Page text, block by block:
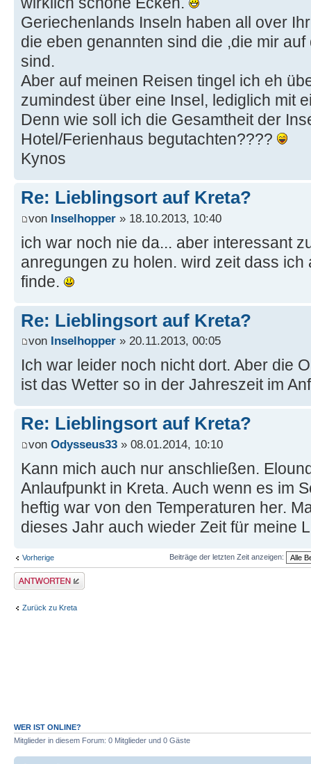
Geriechenlands Inseln haben all over
die eben genannten sind die ,die mir
sind.
Aber auf meinen Reisen tingel ich eh
zumindest über eine Insel, lediglich mit
Denn wie soll ich die Gesamtheit der
Hotel/Ferienhaus begutachten????
Kynos
Re: Lieblingsort auf Kreta?
von Inselhopper » 18.10.2013, 10:40
ich war noch nie da... aber interessant
anregungen zu holen. wird zeit dass
finde.
Re: Lieblingsort auf Kreta?
von Inselhopper » 20.11.2013, 00:05
Ich war leider noch nicht dort. Aber die
ist das Wetter so in der Jahreszeit im
Re: Lieblingsort auf Kreta?
von Odysseus33 » 08.01.2014, 10:10
Kann mich auch nur anschließen.
Anlaufpunkt in Kreta. Auch wenn es im
heftig war von den Temperaturen her.
dieses Jahr auch wieder Zeit für meine
Vorherige Beiträge der letzten Zeit anzeigen:
Antwort erstellen
Zurück zu Kreta
WER IST ONLINE?
Mitglieder in diesem Forum: 0 Mitglieder und 0 Gäste